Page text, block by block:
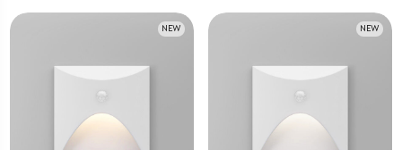
NEW NEW